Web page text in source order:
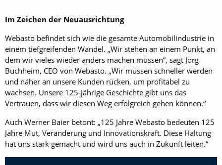
Im Zeichen der Neuausrichtung
Webasto befindet sich wie die gesamte Automobilindustrie in
einem tiefgreifenden Wandel. „Wir stehen an einem Punkt, an
dem wir vieles wieder anders machen müssen“, sagt Jörg
Buchheim, CEO von Webasto. „Wir müssen schneller werden
und näher an unsere Kunden rücken, um profitabel zu
wachsen. Unsere 125-jährige Geschichte gibt uns das
Vertrauen, dass wir diesen Weg erfolgreich gehen können.“
Auch Werner Baier betont: „125 Jahre Webasto bedeuten 125
Jahre Mut, Veränderung und Innovationskraft. Diese Haltung
hat uns stark gemacht und wird uns auch in Zukunft leiten.“